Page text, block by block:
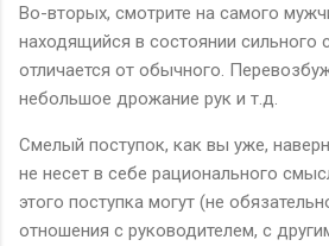
Во-вторых, смотрите на самого
находящийся в состоянии сильного
отличается от обычного.
небольшое дрожание рук и т.д.
Смелый поступок, как вы уже,
не несет в себе рационального
этого поступка могут (не
отношения с руководителем, с